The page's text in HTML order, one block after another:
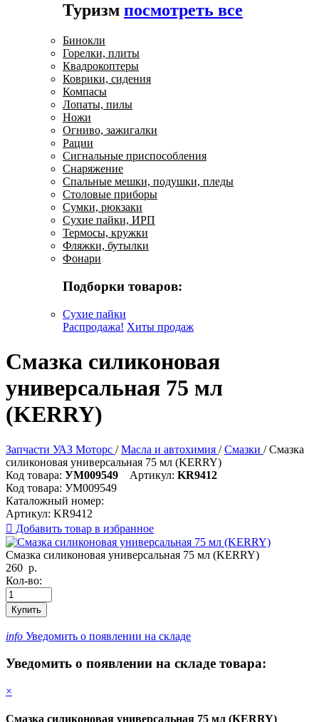
Туризм посмотреть все
Бинокли
Горелки, плиты
Квадрокоптеры
Коврики, сидения
Компасы
Лопаты, пилы
Ножи
Огниво, зажигалки
Рации
Сигнальные приспособления
Снаряжение
Спальные мешки, подушки, пледы
Столовые приборы
Сумки, рюкзаки
Сухие пайки, ИРП
Термосы, кружки
Фляжки, бутылки
Фонари
Подборки товаров:
Сухие пайки
Распродажа! Хиты продаж
Смазка силиконовая
универсальная 75 мл
(KERRY)
Запчасти УАЗ Моторс / Масла и автохимия / Смазки / Смазка
силиконовая универсальная 75 мл (KERRY)
Код товара: УМ009549 Артикул: KR9412
Код товара: УМ009549
Каталожный номер:
Артикул: KR9412
 Добавить товар в избранное
Смазка силиконовая универсальная 75 мл (KERRY)
260 р.
Кол-во:
Купить
info Уведомить о появлении на складе
Уведомить о появлении на складе товара:
×
Смазка силиконовая универсальная 75 мл (KERRY)